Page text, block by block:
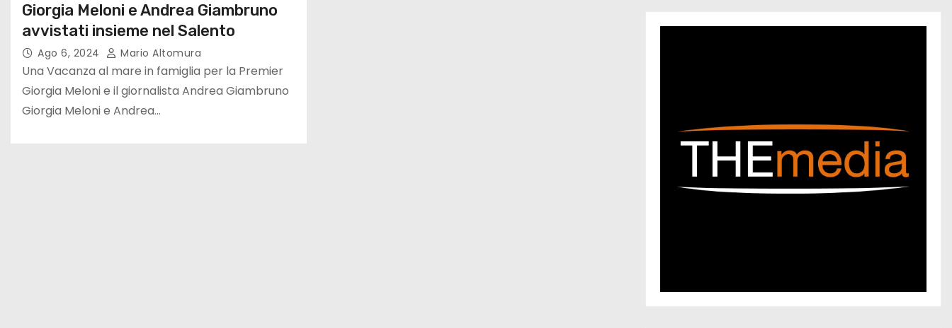
Giorgia Meloni e Andrea Giambruno
avvistati insieme nel Salento
Ago 6, 2024 Mario Altomura
Una Vacanza al mare in famiglia per la Premier
Giorgia Meloni e il giornalista Andrea Giambruno
Giorgia Meloni e Andrea…